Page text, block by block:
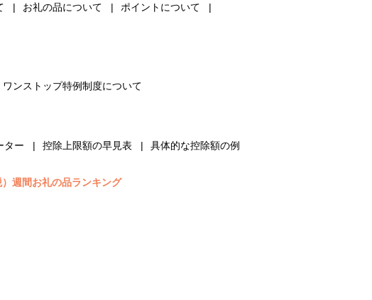
お礼の品について
ポイントについて
ワンストップ特例制度について
ター
控除上限額の早見表 具体的な控除額の例
週間お礼の品ランキング